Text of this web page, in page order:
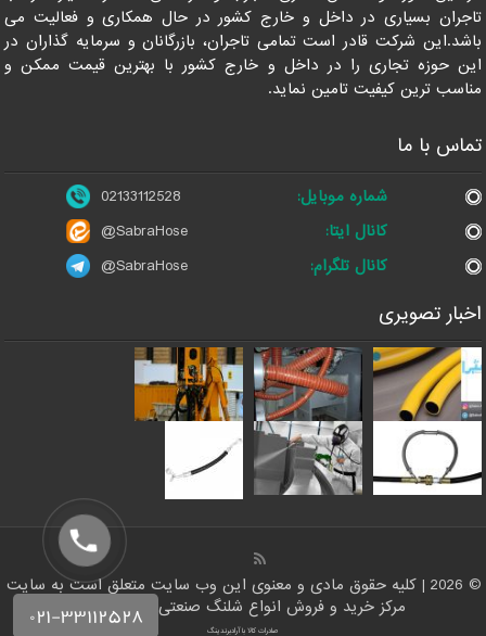
تاجران بسیاری در داخل و خارج کشور در حال همکاری و فعالیت می
باشد.این شرکت قادر است تمامی تاجران، بازرگانان و سرمایه گذاران در
این حوزه تجاری را در داخل و خارج کشور با بهترین قیمت ممکن و
مناسب ترین کیفیت تامین نماید.
تماس با ما
شماره موبایل:
02133112528
کانال ایتا:
@SabraHose
کانال تلگرام:
@SabraHose
اخبار تصویری
© 2026 | کلیه حقوق مادی و معنوی این وب سایت متعلق است به سایت
مرکز خرید و فروش انواع شلنگ صنعتی | شلنگ من
صادرات کالا با آرادبرندینگ